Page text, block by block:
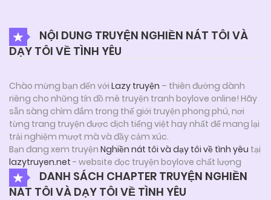
NỘI DUNG TRUYỆN NGHIỀN NÁT TÔI VÀ
DẠY TÔI VỀ TÌNH YÊU
Chào mừng bạn đến với Lazy truyện – thiên đường dành
riêng cho những tín đồ mê truyện tranh boylove online! Hãy
sẵn sàng chìm đắm trong thế giới truyện phong phú, nơi
từng trang truyện được dịch tiếng việt hay nhất để mang lại
trải nghiệm mượt mà và đầy cảm xúc.
Bạn đang xem truyện Nghiền nát tôi và dạy tôi về tình yêu tại
lazytruyen.net - website đọc truyện boylove chất lượng
DANH SÁCH CHAPTER TRUYỆN NGHIỀN
NÁT TÔI VÀ DẠY TÔI VỀ TÌNH YÊU